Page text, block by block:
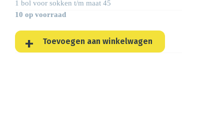
1 bol voor sokken t/m maat 45
10 op voorraad
Toevoegen aan winkelwagen